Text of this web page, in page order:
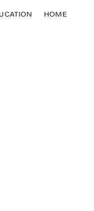
HOME